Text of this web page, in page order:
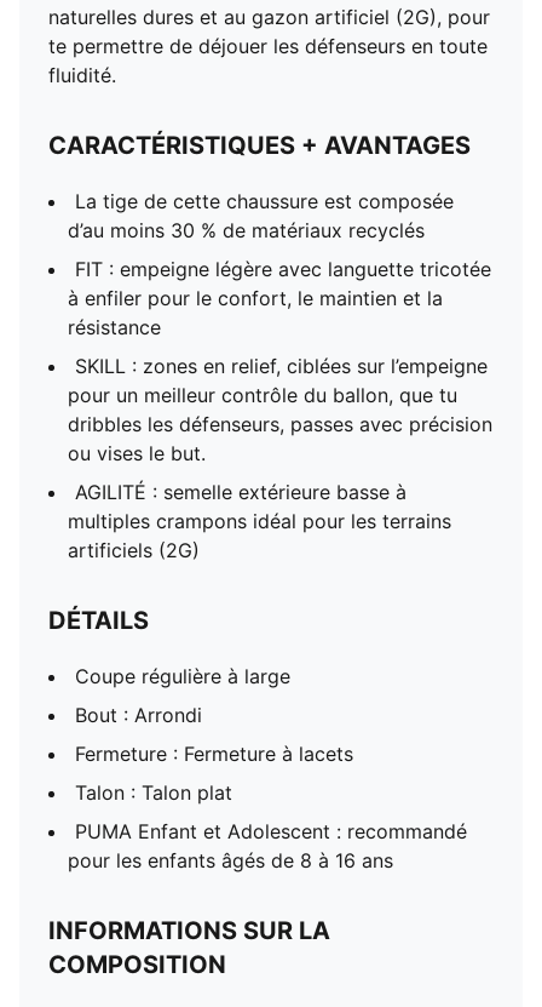
naturelles dures et au gazon artificiel (2G), pour
te permettre de déjouer les défenseurs en toute
fluidité.
CARACTÉRISTIQUES + AVANTAGES
La tige de cette chaussure est composée
d’au moins 30 % de matériaux recyclés
FIT : empeigne légère avec languette tricotée
à enfiler pour le confort, le maintien et la
résistance
SKILL : zones en relief, ciblées sur l’empeigne
pour un meilleur contrôle du ballon, que tu
dribbles les défenseurs, passes avec précision
ou vises le but.
AGILITÉ : semelle extérieure basse à
multiples crampons idéal pour les terrains
artificiels (2G)
DÉTAILS
Coupe régulière à large
Bout : Arrondi
Fermeture : Fermeture à lacets
Talon : Talon plat
PUMA Enfant et Adolescent : recommandé
pour les enfants âgés de 8 à 16 ans
INFORMATIONS SUR LA
COMPOSITION